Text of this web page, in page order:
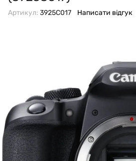
Артикул: 3925C017 Написати відгук